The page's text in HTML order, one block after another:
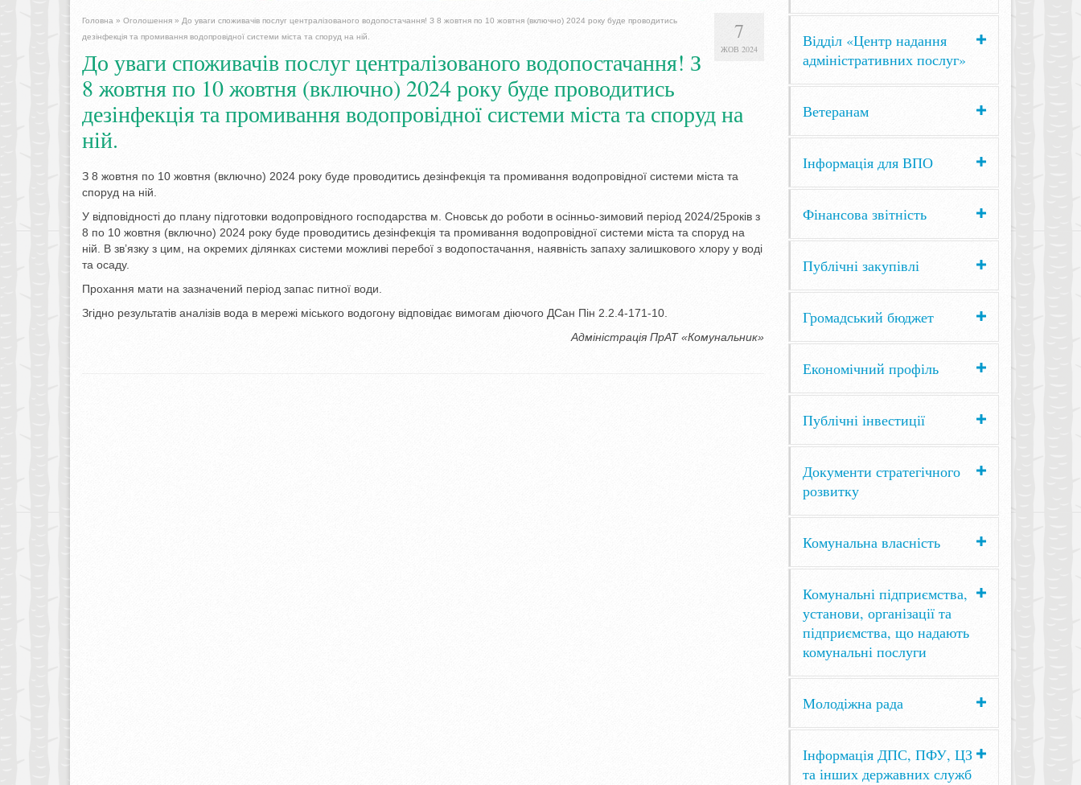
7
ЖОВ 2024
Головна » Оголошення » До уваги споживачів послуг централізованого водопостачання! З 8 жовтня по 10 жовтня (включно) 2024 року буде проводитись
дезінфекція та промивання водопровідної системи міста та споруд на ній.
До уваги споживачів послуг централізованого водопостачання! З
8 жовтня по 10 жовтня (включно) 2024 року буде проводитись
дезінфекція та промивання водопровідної системи міста та споруд на
ній.
З 8 жовтня по 10 жовтня (включно) 2024 року буде проводитись дезінфекція та промивання водопровідної системи міста та
споруд на ній.
У відповідності до плану підготовки водопровідного господарства м. Сновськ до роботи в осінньо-зимовий період 2024/25років з
8 по 10 жовтня (включно) 2024 року буде проводитись дезінфекція та промивання водопровідної системи міста та споруд на
ній. В зв’язку з цим, на окремих ділянках системи можливі перебої з водопостачання, наявність запаху залишкового хлору у воді
та осаду.
Прохання мати на зазначений період запас питної води.
Згідно результатів аналізів вода в мережі міського водогону відповідає вимогам діючого ДСан Пін 2.2.4-171-10.
Адміністрація ПрАТ «Комунальник»
Відділ «Центр надання
адміністративних послуг»
Ветеранам
Інформація для ВПО
Фінансова звітність
Публічні закупівлі
Громадський бюджет
Економічний профіль
Публічні інвестиції
Документи стратегічного
розвитку
Комунальна власність
Комунальні підприємства,
установи, організації та
підприємства, що надають
комунальні послуги
Молодіжна рада
Інформація ДПС, ПФУ, ЦЗ
та інших державних служб